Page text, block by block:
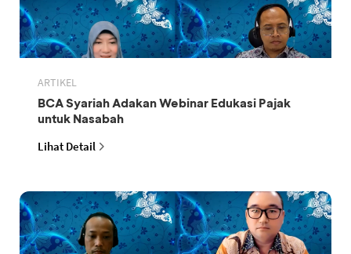
ARTIKEL
BCA Syariah Adakan Webinar Edukasi Pajak
untuk Nasabah
Lihat Detail